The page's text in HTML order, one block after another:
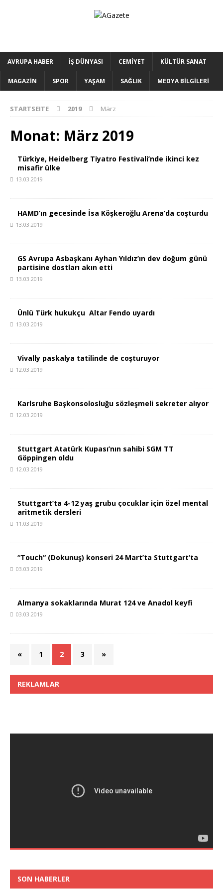
AVRUPA HABER İŞ DÜNYASI CEMİYET KÜLTÜR SANAT
MAGAZİN SPOR YAŞAM SAĞLIK MEDYA BİLGİLERİ
STARTSEITE 2019 März
Monat: März 2019
Türkiye, Heidelberg Tiyatro Festivali’nde ikinci kez
misafir ülke
13.03.2019
HAMD’ın gecesinde İsa Köşkeroğlu Arena’da coşturdu
13.03.2019
GS Avrupa Asbaşkanı Ayhan Yıldız’ın dev doğum günü
partisine dostları akın etti
13.03.2019
Ünlü Türk hukukçu Altar Fendo uyardı
13.03.2019
Vivally paskalya tatilinde de coşturuyor
12.03.2019
Karlsruhe Başkonsolosluğu sözleşmeli sekreter alıyor
12.03.2019
Stuttgart Atatürk Kupası’nın sahibi SGM TT
Göppingen oldu
12.03.2019
Stuttgart’ta 4-12 yaş grubu çocuklar için özel mental
aritmetik dersleri
11.03.2019
“Touch“ (Dokunuş) konseri 24 Mart’ta Stuttgart‘ta
03.03.2019
Almanya sokaklarında Murat 124 ve Anadol keyfi
03.03.2019
« 1 2 3 »
REKLAMLAR
SON HABERLER